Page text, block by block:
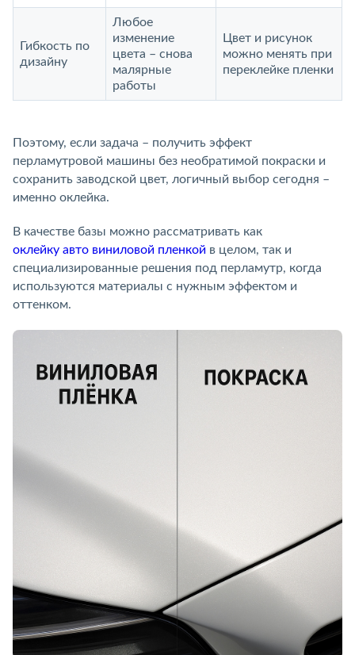
Гибкость по
дизайну
Любое
изменение
цвета – снова
малярные
работы
Цвет и рисунок
можно менять при
переклейке пленки
Поэтому, если задача – получить эффект
перламутровой машины без необратимой покраски и
сохранить заводской цвет, логичный выбор сегодня –
именно оклейка.
В качестве базы можно рассматривать как
оклейку авто виниловой пленкой в целом, так и
специализированные решения под перламутр, когда
используются материалы с нужным эффектом и
оттенком.